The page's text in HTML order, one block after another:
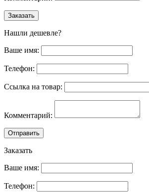
Заказать
Нашли дешевле?
Ваше имя:
Телефон:
Ссылка на товар:
Комментарий:
Отправить
Заказать
Ваше имя:
Телефон: